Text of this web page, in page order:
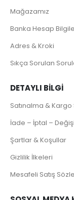
Mağazamız
Banka Hesap
Adres & Kroki
Sıkça Sorulan
DETAYLI BILGI
Satınalma & Kargo
İade – İptal –
Şartlar & Koşullar
Gizlilik İlkeleri
Mesafeli Satış